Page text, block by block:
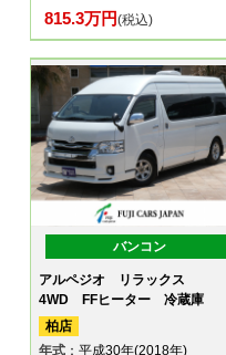
815.3万円(税込)
バンコン
アルペジオ リラックス
4WD FFヒーター 冷蔵庫
柏店
年式 ：平成30年(2018年)